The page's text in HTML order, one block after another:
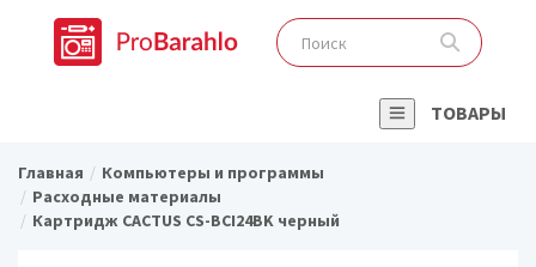
ТОВАРЫ
Главная
Компьютеры и программы
Расходные материалы
Картридж CACTUS CS-BCI24BK черный